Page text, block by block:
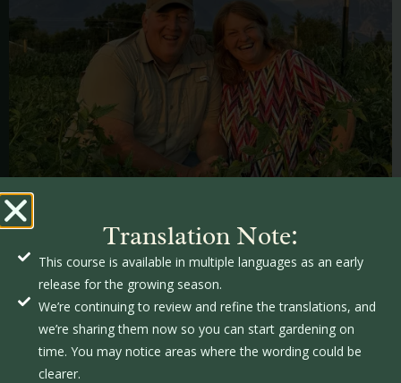
BRITTNEY
HALE
Translation Note:
This course is available in multiple languages as an early
release for the growing season.
We’re continuing to review and refine the translations, and
we’re sharing them now so you can start gardening on
time. You may notice areas where the wording could be
clearer.